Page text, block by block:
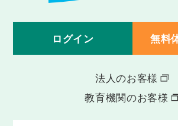
「私が彼なら、世界一周をするのにな
と背が高かったら、モデルになるだろ
に、現在の事実に反することや、起こ
を仮定した文を言えるようになります
ログイン 無料
法人のお客様
教育機関のお客様